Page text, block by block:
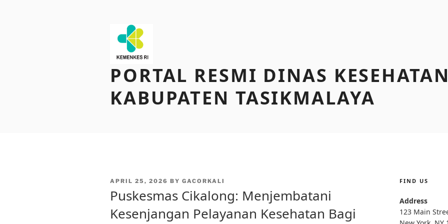
PORTAL RESMI DINAS KESEHATAN
KABUPATEN TASIKMALAYA
POSTED
APRIL 25, 2026 BY GACORKALI
Puskesmas Cikalong: Menjembatani
Kesenjangan Pelayanan Kesehatan Bagi
FIND US
Address
123 Main